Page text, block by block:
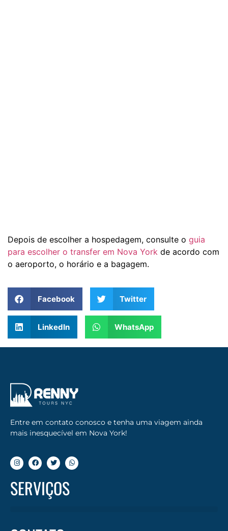
Depois de escolher a hospedagem, consulte o guia
para escolher o transfer em Nova York de acordo com
o aeroporto, o horário e a bagagem.
Facebook Twitter
LinkedIn WhatsApp
Entre em contato conosco e tenha uma viagem ainda
mais inesquecível em Nova York!
SERVIÇOS